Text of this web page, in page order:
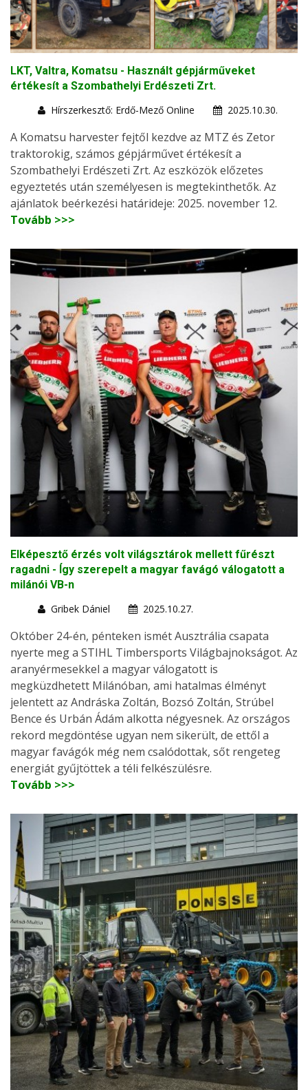
LKT, Valtra, Komatsu - Használt gépjárműveket
értékesít a Szombathelyi Erdészeti Zrt.
Hírszerkesztő: Erdő-Mező Online
2025.10.30.
A Komatsu harvester fejtől kezdve az MTZ és Zetor
traktorokig, számos gépjárművet értékesít a
Szombathelyi Erdészeti Zrt. Az eszközök előzetes
egyeztetés után személyesen is megtekinthetők. Az
ajánlatok beérkezési határideje: 2025. november 12.
Tovább >>>
Elképesztő érzés volt világsztárok mellett fűrészt
ragadni - Így szerepelt a magyar favágó válogatott a
milánói VB-n
Gribek Dániel
2025.10.27.
Október 24-én, pénteken ismét Ausztrália csapata
nyerte meg a STIHL Timbersports Világbajnokságot. Az
aranyérmesekkel a magyar válogatott is
megküzdhetett Milánóban, ami hatalmas élményt
jelentett az Andráska Zoltán, Bozsó Zoltán, Strúbel
Bence és Urbán Ádám alkotta négyesnek. Az országos
rekord megdöntése ugyan nem sikerült, de ettől a
magyar favágók még nem csalódottak, sőt rengeteg
energiát gyűjtöttek a téli felkészülésre.
Tovább >>>